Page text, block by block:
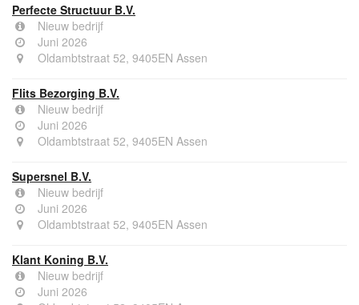
Perfecte Structuur B.V.
Nieuw bedrijf
Juni 2026
Oldambtstraat 52, 9405EN Assen
Flits Bezorging B.V.
Nieuw bedrijf
Juni 2026
Oldambtstraat 52, 9405EN Assen
Supersnel B.V.
Nieuw bedrijf
Juni 2026
Oldambtstraat 52, 9405EN Assen
Klant Koning B.V.
Nieuw bedrijf
Juni 2026